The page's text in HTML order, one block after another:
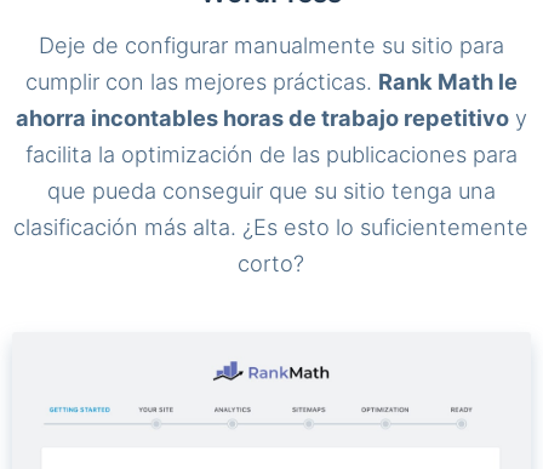
Deje de configurar manualmente su sitio para
cumplir con las mejores prácticas. Rank Math le
ahorra incontables horas de trabajo repetitivoy
facilita la optimización de las publicaciones para
que pueda conseguir que su sitio tenga una
clasificación más alta. ¿Es esto lo suficientemente
corto?